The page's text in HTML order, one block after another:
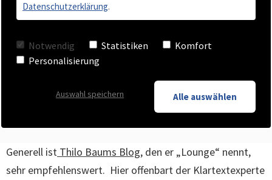
Keynote - Vortrag
27. November 2013
Generell ist Thilo Baums Blog, den er „Lounge“ nennt,
sehr empfehlenswert. Hier offenbart der Klartextexperte
Datenschutzerklärung.
Notwendig Statistiken
Komfort
Personalisierung
Auswahl speichern Alle auswählen